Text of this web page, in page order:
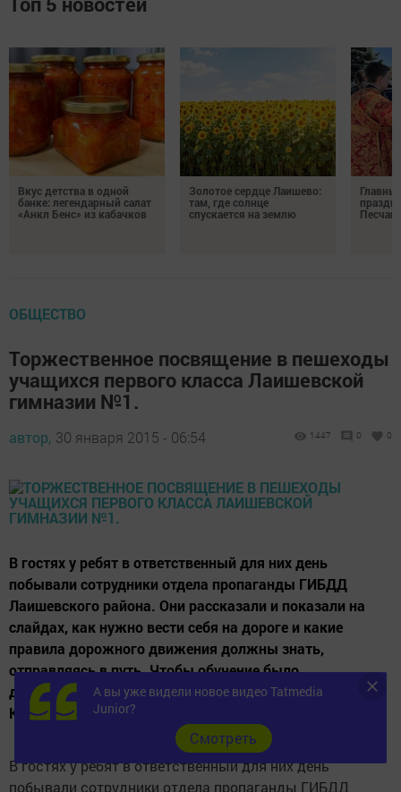
Вкус детства в одной
банке: легендарный салат
«Анкл Бенс» из кабачков
Золотое сердце Лаишево:
там, где солнце
спускается на землю
ОБЩЕСТВО
Торжественное посвящение в пешеходы
учащихся первого класса Лаишевской
гимназии №1.
автор, 30 января 2015 - 06:54 1447 0 0
В гостях у ребят в ответственный для них день
побывали сотрудники отдела пропаганды ГИБДД
Лаишевского района. Они рассказали и показали на
слайдах, как нужно вести себя на дороге и какие
правила дорожного движения должны знать,
отправляясь в путь. Чтобы обучение было
действенным, занятие проходило в игровой форме.
Кстати, первоклассники не...
В гостях у ребят в ответственный для них день
побывали сотрудники отдела пропаганды ГИБДД
А вы уже видели новое видео Tatmedia
Junior?
Cмотреть